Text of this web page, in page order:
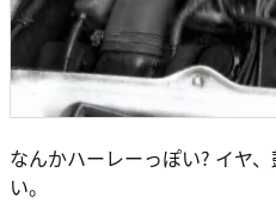
なんかハーレーっぽい? イヤ
い。